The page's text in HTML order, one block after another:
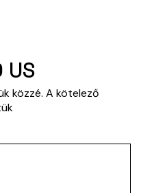
US
közzé. A kötelező